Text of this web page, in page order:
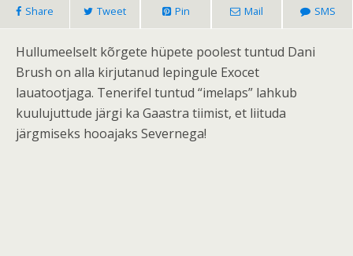
Share Tweet Pin Mail SMS
Hullumeelselt kõrgete hüpete poolest tuntud Dani
Brush on alla kirjutanud lepingule Exocet
lauatootjaga. Tenerifel tuntud “imelaps” lahkub
kuulujuttude järgi ka Gaastra tiimist, et liituda
järgmiseks hooajaks Severnega!